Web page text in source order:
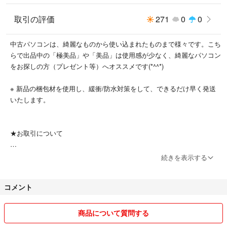
⭐︎第8世代4コアCPU搭載◎
⭐️良品バッテリー搭載(健康度約80%)
⭐︎ACアダプターの接続が切れても
電源が落ちず安定して使えるので安心✨
⭐︎持ち運んで使う時も便利です◎
⭐️付属品
⭐︎充電用ACアダプター(Lenovo純正)
ーーーメンテナンスーーー
※オフィス、ネット検索、動画視聴など
⭐️内部、外部の分解清掃、除菌、消臭済み
⭐️キーボードの清掃、除菌済み
取引の評価 271 0 0
中古パソコンは、綺麗なものから使い込まれたものまで様々です。こち
らで出品中の「極美品」や「美品」は使用感が少なく、綺麗なパソコン
をお探しの方（プレゼント等）へオススメです(*^^*)
※ 新品の梱包材を使用し、緩衝/防水対策をして、できるだけ早く発送
いたします。
★お取引について
・万が一輸送トラブルや不具合、ご不明点等ございましたらお知らせく
続きを表示する
コメント
商品について質問する